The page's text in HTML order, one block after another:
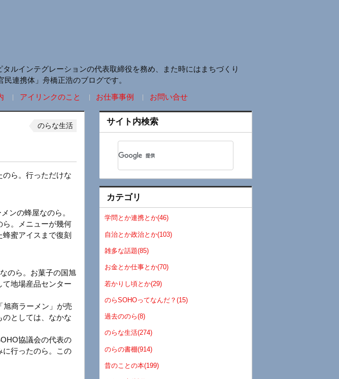
ルインテグレーションの代表取締役を務め、また時にはまちづくり
連携体」舟橋正浩のブログです。
アイリンクのこと お仕事事例 お問い合せ
のらな生活
ら。行っただけな
ンの蜂屋なのら。
ら。メニューが幾何
蜜アイスまで復刻
のら。お菓子の国旭
て地場産品センター
旭商ラーメン」が売
としては、なかな
協議会の代表の
に行ったのら。この
サイト内検索
カテゴリ
学問とか連携とか(46)
自治とか政治とか(103)
雑多な話題(85)
お金とか仕事とか(70)
若かりし頃とか(29)
のらSOHOってなんだ？(15)
過去ののら(8)
のらな生活(274)
のらの書棚(914)
昔のことの本(199)